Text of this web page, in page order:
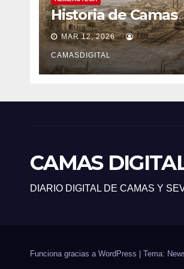
Historia de Camas
MAR 12, 2026
CAMASDIGITAL
CAMAS
DIARIO DIGITAL DE CAMAS Y
Funciona gracias a WordPress Tema: